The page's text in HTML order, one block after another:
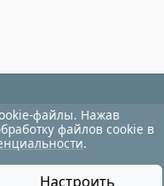
файлы. Нажав
файлов cookie в
.
Настроить